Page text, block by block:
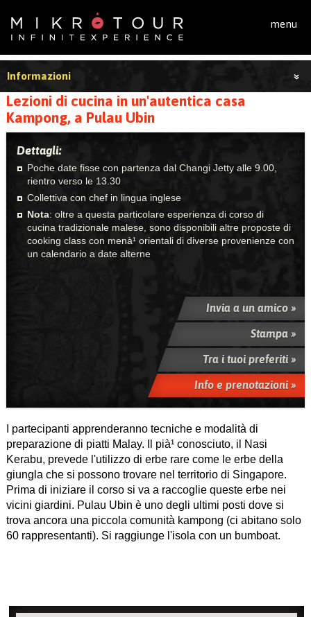
menu
Informazioni
Lezioni di cucina in un'autentica casa
Kampong, a Pulau Ubin
Dettagli:
Poche date fisse con partenza dal Changi Jetty alle 9.00,
rientro verso le 13.30
Collettiva con chef in lingua inglese
Nota: oltre a questa particolare esperienza di corso di
cucina tradizionale malese, sono disponibili altre proposte di
cooking class con menà¹ orientali di diverse provenienze con
un calendario a date alterne
Invia a un amico »
Stampa »
Tra i tuoi preferiti »
Info e prenotazioni »
I partecipanti apprenderanno tecniche e modalità di
preparazione di piatti Malay. Il pià¹ conosciuto, il Nasi
Kerabu, prevede l'utilizzo di erbe rare come le erbe della
giungla che si possono trovare nel territorio di Singapore.
Prima di iniziare il corso si va a raccoglie queste erbe nei
vicini giardini. Pulau Ubin è uno degli ultimi posti dove si
trova ancora una piccola comunità kampong (ci abitano solo
60 rappresentanti). Si raggiunge l'isola con un bumboat.